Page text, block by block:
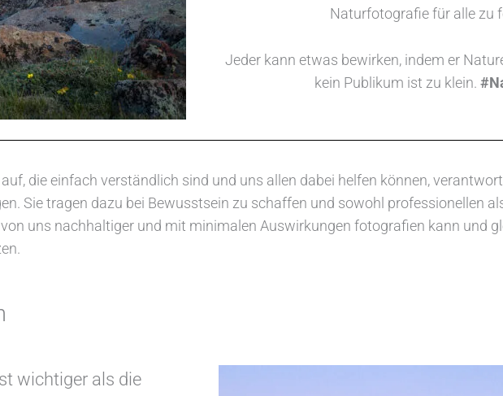
Naturfotografie für alle zu
Jeder kann etwas bewirken, indem er
kein Publikum ist zu klein.
die einfach verständlich sind und uns allen dabei helfen können,
Sie tragen dazu bei Bewusstsein zu schaffen und sowohl professionellen
uns nachhaltiger und mit minimalen Auswirkungen fotografien kann und
wichtiger als die